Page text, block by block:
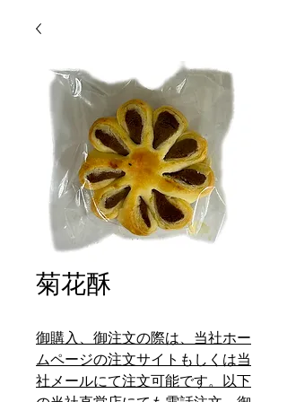
菊花酥
御購入、御注文の際は、当社ホー
ムページの注文サイトもしくは当
社メールにて注文可能です。以下